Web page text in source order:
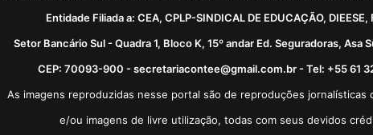
Entidade Filiada a: CEA, CPLP-SINDICAL DE EDUCAÇÃO, DIEESE,
Setor Bancário Sul - Quadra 1, Bloco K, 15º andar Ed. Seguradoras, Asa
CEP: 70093-900 - secretariacontee@gmail.com.br - Tel: +55 61
As imagens reproduzidas nesse portal são de reproduções jornalísticas
e/ou imagens de livre utilização, todas com seus devidos